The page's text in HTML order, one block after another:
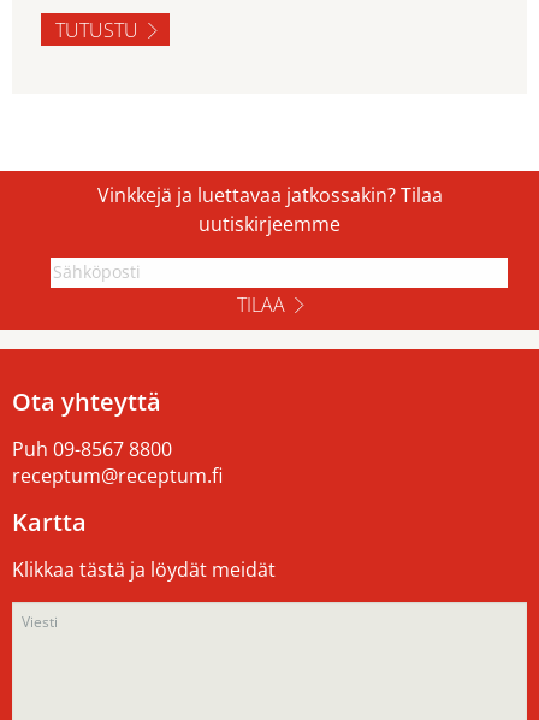
TUTUSTU
Vinkkejä ja luettavaa jatkossakin? Tilaa
uutiskirjeemme
TILAA
Ota yhteyttä
Puh 09-8567 8800
receptum@receptum.fi
Kartta
Klikkaa tästä ja löydät meidät